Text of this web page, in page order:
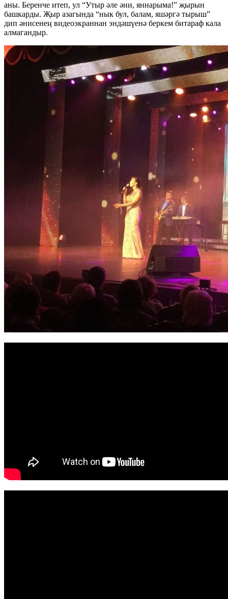
аны. Беренче итеп, ул “Утыр әле әни, яннарыма!” җырын
башкарды. Җыр азагында “нык бул, балам, яшәргә тырыш”
дип әнисенең видеоэкраннан эндәшүенә беркем битараф кала
алмагандыр.